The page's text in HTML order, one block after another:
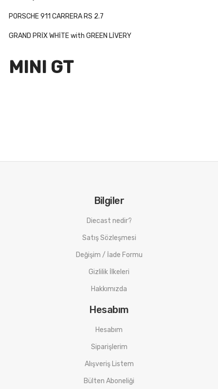
PORSCHE 911 CARRERA RS 2.7
GRAND PRİX WHİTE with GREEN LİVERY
MINI GT
Bilgiler
Diecast nedir?
Satış Sözleşmesi
Değişim / İade Formu
Gizlilik İlkeleri
Hakkımızda
Hesabım
Hesabım
Siparişlerim
Alışveriş Listem
Bülten Aboneliği